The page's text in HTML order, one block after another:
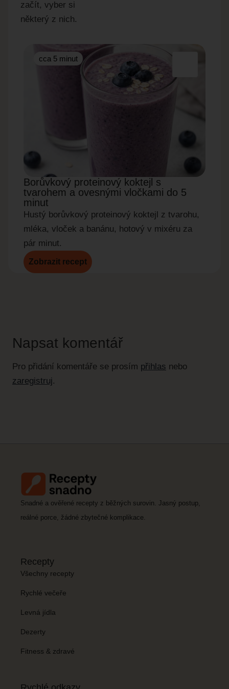
začít, vyber si
některý z nich.
cca 5 minut
Borůvkový proteinový koktejl s
tvarohem a ovesnými vločkami do 5
minut
Hustý borůvkový proteinový koktejl z tvarohu,
mléka, vloček a banánu, hotový v mixéru za
pár minut.
Zobrazit recept
Napsat komentář
Pro přidání komentáře se prosím přihlas nebo
zaregistruj.
Snadné a ověřené recepty z běžných surovin. Jasný postup,
reálné porce, žádné zbytečné komplikace.
Recepty
Všechny recepty
Rychlé večeře
Levná jídla
Dezerty
Fitness & zdravé